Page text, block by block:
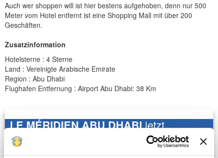
Auch wer shoppen will ist hier bestens aufgehoben, denn nur 500
Meter vom Hotel entfernt ist eine Shopping Mall mit über 200
Geschäften.
Zusatzinformation
Hotelsterne : 4 Sterne
Land : Vereinigte Arabische Emirate
Region : Abu Dhabi
Flughafen Entfernung : Airport Abu Dhabi: 38 Km
LE MÉRIDIEN ABU DHABIjetzt
anfragen - kostenlos und unverbindlich